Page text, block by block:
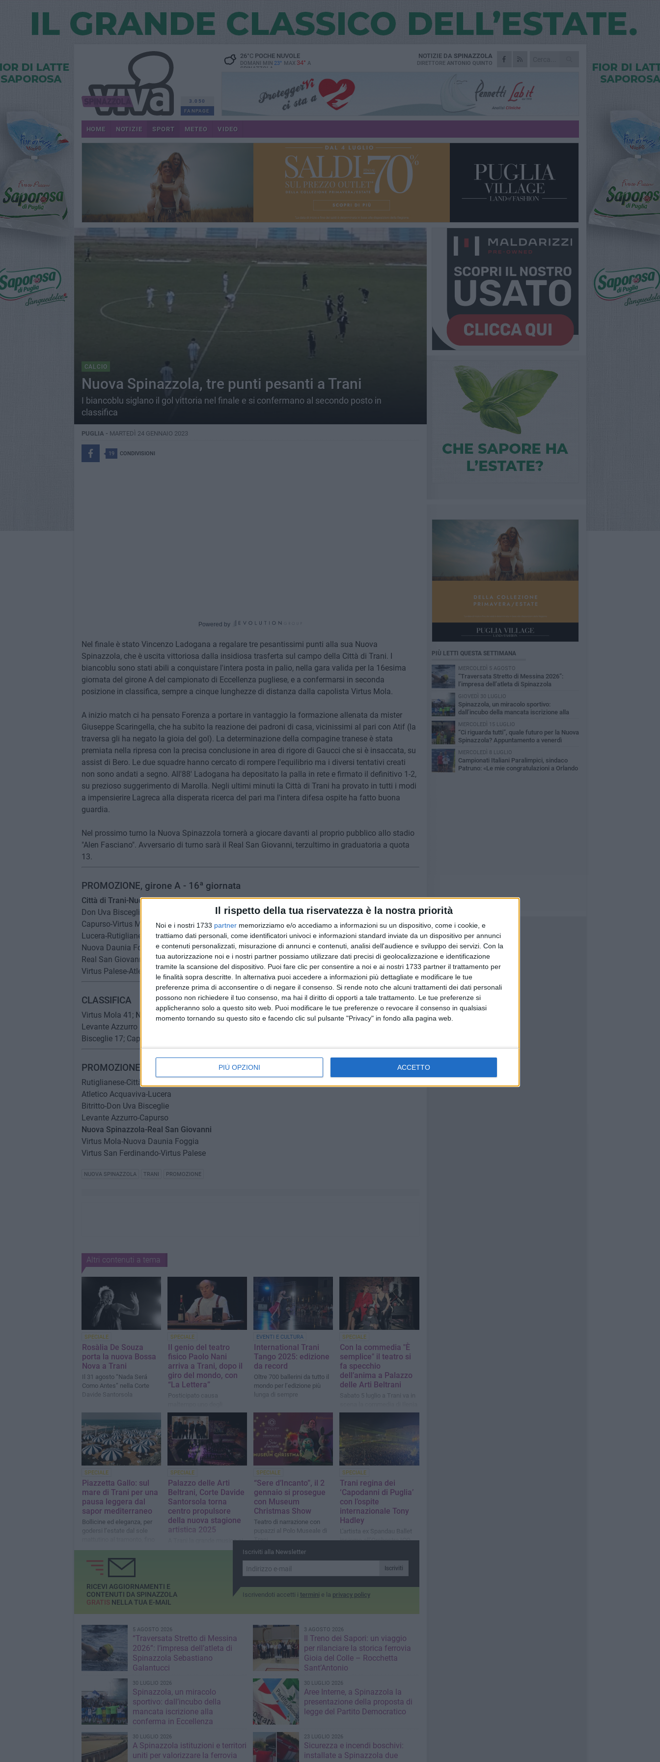
Il rispetto della tua riservatezza è la nostra priorità
Noi e i nostri 1733 partner memorizziamo e/o accediamo a informazioni su un dispositivo, come i cookie, e
trattiamo dati personali, come identificatori univoci e informazioni standard inviate da un dispositivo per annunci
e contenuti personalizzati, misurazione di annunci e contenuti, analisi dell'audience e sviluppo dei servizi. Con la
tua autorizzazione noi e i nostri partner possiamo utilizzare dati precisi di geolocalizzazione e identificazione
tramite la scansione del dispositivo. Puoi fare clic per consentire a noi e ai nostri 1733 partner il trattamento per
le finalità sopra descritte. In alternativa puoi accedere a informazioni più dettagliate e modificare le tue
preferenze prima di acconsentire o di negare il consenso. Si rende noto che alcuni trattamenti dei dati personali
possono non richiedere il tuo consenso, ma hai il diritto di opporti a tale trattamento. Le tue preferenze si
applicheranno solo a questo sito web. Puoi modificare le tue preferenze o revocare il consenso in qualsiasi
momento tornando su questo sito e facendo clic sul pulsante "Privacy" in fondo alla pagina web.
PIÙ OPZIONI ACCETTO
3.050
FANPAGE
26°CPOCHE NUVOLE
DOMANI MIN 23° MAX 34° A
SPINAZZOLA
NOTIZIE DA SPINAZZOLA
DIRETTORE ANTONIO QUINTO
HOME NOTIZIE SPORT METEO VIDEO
CALCIO
Nuova Spinazzola, tre punti pesanti a Trani
I biancoblu siglano il gol vittoria nel finale e si confermano al secondo posto in
classifica
PUGLIA - MARTEDÌ 24 GENNAIO 2023
19 CONDIVISIONI
Powered by
Nel finale è stato Vincenzo Ladogana a regalare tre pesantissimi punti alla sua Nuova
Spinazzola, che è uscita vittoriosa dalla insidiosa trasferta sul campo della Città di Trani. I
biancoblu sono stati abili a conquistare l'intera posta in palio, nella gara valida per la 16esima
giornata del girone A del campionato di Eccellenza pugliese, e a confermarsi in seconda
posizione in classifica, sempre a cinque lunghezze di distanza dalla capolista Virtus Mola.
A inizio match ci ha pensato Forenza a portare in vantaggio la formazione allenata da mister
Giuseppe Scaringella, che ha subìto la reazione dei padroni di casa, vicinissimi al pari con Atif (la
traversa gli ha negato la gioia del gol). La determinazione della compagine tranese è stata
premiata nella ripresa con la precisa conclusione in area di rigore di Gaucci che si è insaccata, su
assist di Bero. Le due squadre hanno cercato di rompere l'equilibrio ma i diversi tentativi creati
non sono andati a segno. All'88' Ladogana ha depositato la palla in rete e firmato il definitivo 1-2,
su prezioso suggerimento di Marolla. Negli ultimi minuti la Città di Trani ha provato in tutti i modi
a impensierire Lagreca alla disperata ricerca del pari ma l'intera difesa ospite ha fatto buona
guardia.
Nel prossimo turno la Nuova Spinazzola tornerà a giocare davanti al proprio pubblico allo stadio
"Alen Fasciano". Avversario di turno sarà il Real San Giovanni, terzultimo in graduatoria a quota
13.
PROMOZIONE, girone A - 16ª giornata
Città di Trani-Nuova Spinazzola 1-2
Don Uva Bisceglie-Levante Azzurro 0-0
Capurso-Virtus Mola 2-3
Lucera-Rutiglianese 1-0
Nuova Daunia Foggia-Virtus San Ferdinando 2-1
Real San Giovanni-Bitritto 1-1
Virtus Palese-Atletico Acquaviva 4-4
CLASSIFICA
Virtus Mola 41; Nuova Spinazzola36; Lucera 31; Atletico Acquaviva 29; Virtus San Ferdinando 27;
Levante Azzurro Bari, Nuova Daunia Foggia 24; Virtus Palese 20; Città di Trani 18; Don Uva
Bisceglie 17; Capurso, Real San Giovanni 13; Bitritto 12; Rutiglianese 7.
PROMOZIONE, girone A - 17ª giornata
Rutiglianese-Città di Trani
Atletico Acquaviva-Lucera
Bitritto-Don Uva Bisceglie
Levante Azzurro-Capurso
Nuova Spinazzola-Real San Giovanni
Virtus Mola-Nuova Daunia Foggia
Virtus San Ferdinando-Virtus Palese
NUOVA SPINAZZOLA TRANI PROMOZIONE
Altri contenuti a tema
SPECIALE
Rosàlia De Souza
porta la nuova Bossa
Nova a Trani
Il 31 agosto “Nada Será
Como Antes” nella Corte
Davide Santorsola
SPECIALE
Il genio del teatro
fisico Paolo Nani
arriva a Trani, dopo il
giro del mondo, con
“La Lettera”
Posticipato causa
spettacoli più attesi della
stagione teatrale 2025
EVENTI E CULTURA
International Trani
Tango 2025: edizione
da record
Oltre 700 ballerini da tutto il
mondo per l’edizione più
lunga di sempre
SPECIALE
Con la commedia "È
semplice" il teatro si
fa specchio
dell’anima a Palazzo
delle Arti Beltrani
Sabato 5 luglio a Trani va in
Costanza che fa ridere,
disarmante sincerità
SPECIALE
Piazzetta Gallo: sul
mare di Trani per una
pausa leggera dal
sapor mediterraneo
Bollicine ed eleganza, per
godersi l’estate dal sole
al chiarore delle stelle
SPECIALE
Palazzo delle Arti
Beltrani, Corte Davide
Santorsola torna
centro propulsore
della nuova stagione
artistica 2025
A Trani la grande musica si
accende con “It’s
Band a Concato, Capossela,
Caputo e Conte
SPECIALE
“Sere d’Incanto”, il 2
gennaio si prosegue
con Museum
Christmas Show
Teatro di narrazione con
pupazzi al Polo Museale di
Trani
SPECIALE
Trani regina dei
‘Capodanni di Puglia’
con l’ospite
internazionale Tony
Hadley
L'artista ex Spandau Ballet
insieme all‘Orchestra ICO
Iscriviti alla Newsletter
Iscriviti
Iscrivendoti accetti i termini e la privacy policy
RICEVI AGGIORNAMENTI E
CONTENUTI DA SPINAZZOLA
GRATISNELLA TUA E-MAIL
5 AGOSTO 2026
“Traversata Stretto di Messina
2026”: l’impresa dell’atleta di
Spinazzola Sebastiano
Galantucci
3 AGOSTO 2026
Il Treno dei Sapori: un viaggio
per rilanciare la storica ferrovia
Gioia del Colle – Rocchetta
Sant’Antonio
30 LUGLIO 2026
Spinazzola, un miracolo
sportivo: dall’incubo della
mancata iscrizione alla
conferma in Eccellenza
30 LUGLIO 2026
Aree Interne, a Spinazzola la
presentazione della proposta di
legge del Partito Democratico
30 LUGLIO 2026
A Spinazzola istituzioni e territori
uniti per valorizzare la ferrovia
23 LUGLIO 2026
Sicurezza e incendi boschivi:
installate a Spinazzola due
PIÙ LETTI QUESTA SETTIMANA
MERCOLEDÌ 5 AGOSTO
“Traversata Stretto di Messina 2026”:
l’impresa dell’atleta di Spinazzola
Sebastiano Galantucci
GIOVEDÌ 30 LUGLIO
Spinazzola, un miracolo sportivo:
dall’incubo della mancata iscrizione alla
conferma in Eccellenza
MERCOLEDÌ 15 LUGLIO
“Ci riguarda tutti”, quale futuro per la Nuova
Spinazzola? Appuntamento a venerdì
MERCOLEDÌ 8 LUGLIO
Campionati Italiani Paralimpici, sindaco
Patruno: «Le mie congratulazioni a Orlando